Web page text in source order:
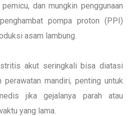
dan mungkin penggunaan
pompa proton (PPI)
asam lambung.
akut seringkali bisa diatasi
perawatan mandiri, penting untuk
jika gejalanya parah atau
yang lama.